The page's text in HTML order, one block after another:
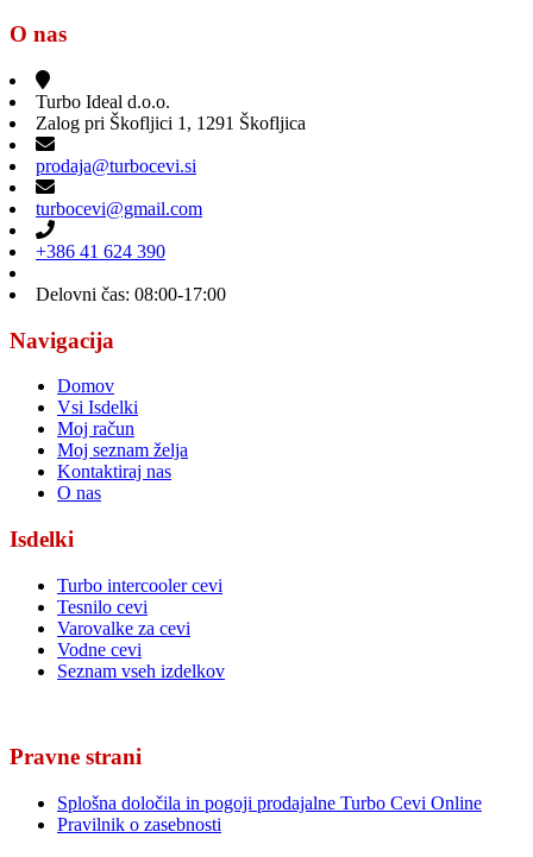
O nas
Turbo Ideal d.o.o.
Zalog pri Škofljici 1, 1291 Škofljica
prodaja@turbocevi.si
turbocevi@gmail.com
+386 41 624 390
Delovni čas: 08:00-17:00
Navigacija
Domov
Vsi Isdelki
Moj račun
Moj seznam želja
Kontaktiraj nas
O nas
Isdelki
Turbo intercooler cevi
Tesnilo cevi
Varovalke za cevi
Vodne cevi
Seznam vseh izdelkov
Pravne strani
Splošna določila in pogoji prodajalne Turbo Cevi Online
Pravilnik o zasebnosti